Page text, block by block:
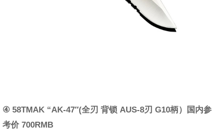
④ 58TMAK “AK-47″(全刃 背锁 AUS-8刃 G10柄）国内参
考价 700RMB